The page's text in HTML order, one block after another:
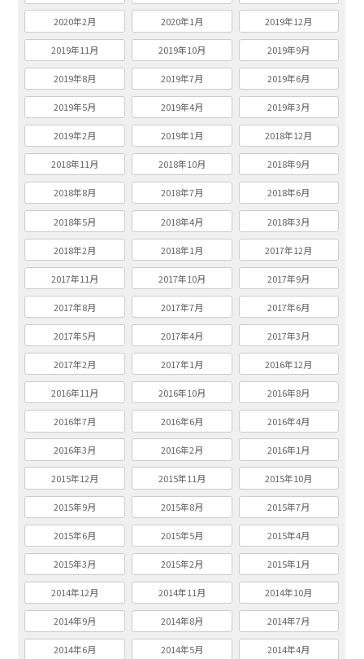
2020年2月 2020年1月 2019年12月
2019年11月 2019年10月 2019年9月
2019年8月 2019年7月 2019年6月
2019年5月 2019年4月 2019年3月
2019年2月 2019年1月 2018年12月
2018年11月 2018年10月 2018年9月
2018年8月 2018年7月 2018年6月
2018年5月 2018年4月 2018年3月
2018年2月 2018年1月 2017年12月
2017年11月 2017年10月 2017年9月
2017年8月 2017年7月 2017年6月
2017年5月 2017年4月 2017年3月
2017年2月 2017年1月 2016年12月
2016年11月 2016年10月 2016年8月
2016年7月 2016年6月 2016年4月
2016年3月 2016年2月 2016年1月
2015年12月 2015年11月 2015年10月
2015年9月 2015年8月 2015年7月
2015年6月 2015年5月 2015年4月
2015年3月 2015年2月 2015年1月
2014年12月 2014年11月 2014年10月
2014年9月 2014年8月 2014年7月
2014年6月 2014年5月 2014年4月